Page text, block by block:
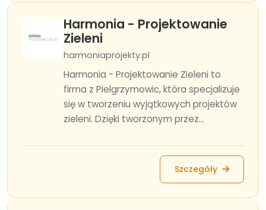
Harmonia - Projektowanie
Zieleni
harmoniaprojekty.pl
Harmonia - Projektowanie Zieleni to
firma z Pielgrzymowic, która specjalizuje
się w tworzeniu wyjątkowych projektów
zieleni. Dzięki tworzonym przez...
Szczegóły